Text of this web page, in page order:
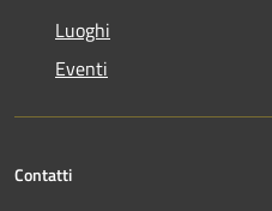
Luoghi
Eventi
Contatti